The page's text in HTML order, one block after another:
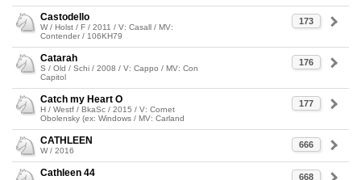
173
Castodello
W / Holst / F / 2011 / V: Casall / MV:
Contender / 106KH79
176
Catarah
S / Old / Schi / 2008 / V: Cappo / MV: Con
Capitol
177
Catch my Heart O
H / Westf / BkaSc / 2015 / V: Cornet
Obolensky (ex: Windows / MV: Carland
666
CATHLEEN
W / 2016
668
Cathleen 44